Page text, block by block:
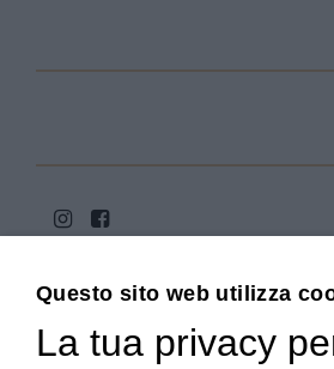
Questo sito web utilizza
La tua privacy